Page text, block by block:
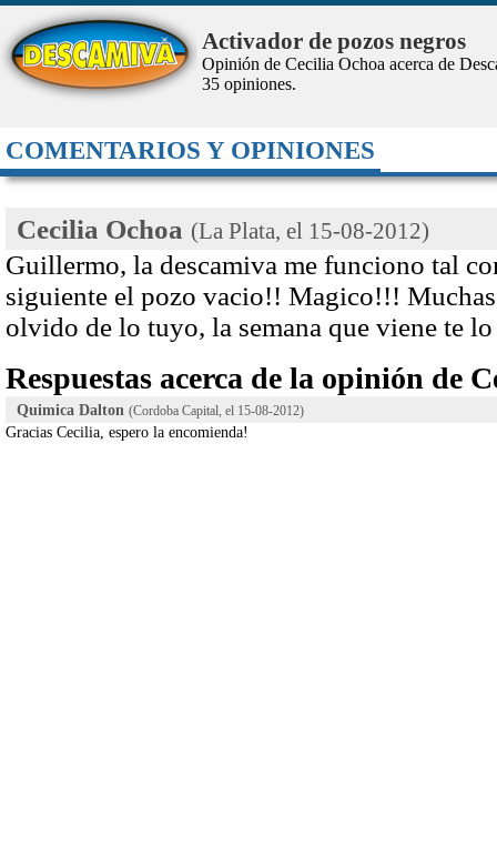
COMENTARIOS Y OPINIONES
Activador de pozos negros
Opinión de Cecilia Ochoa acerca de
35 opiniones.
Cecilia Ochoa (La Plata, el 15-08-2012)
Guillermo, la descamiva me funciono tal
siguiente el pozo vacio!! Magico!!! Muchas
olvido de lo tuyo, la semana que viene te
Respuestas acerca de la opinión de
Quimica Dalton (Cordoba Capital, el 15-08-2012)
Gracias Cecilia, espero la encomienda!